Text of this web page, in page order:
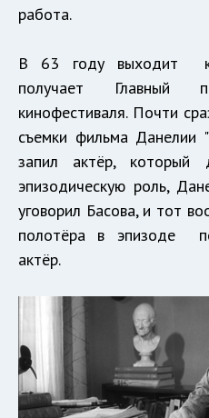
работа.
В 63 году выходит
получает Главный
кинофестиваля. Почти
съемки фильма
запил актёр, который
эпизодическую роль,
уговорил Басова, и тот
полотёра в эпизоде
актёр.